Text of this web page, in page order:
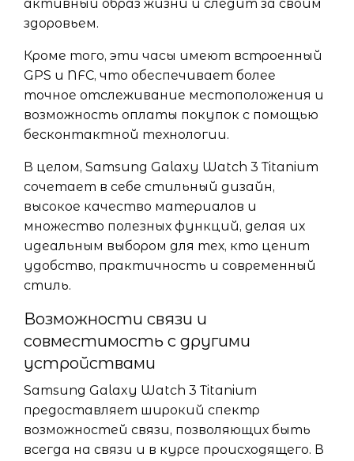
активный образ жизни и следит за своим
здоровьем.
Кроме того, эти часы имеют встроенный
GPS и NFC, что обеспечивает более
точное отслеживание местоположения и
возможность оплаты покупок с помощью
бесконтактной технологии.
В целом, Samsung Galaxy Watch 3 Titanium
сочетает в себе стильный дизайн,
высокое качество материалов и
множество полезных функций, делая их
идеальным выбором для тех, кто ценит
удобство, практичность и современный
стиль.
Возможности связи и
совместимость с другими
устройствами
Samsung Galaxy Watch 3 Titanium
предоставляет широкий спектр
возможностей связи, позволяющих быть
всегда на связи и в курсе происходящего. В